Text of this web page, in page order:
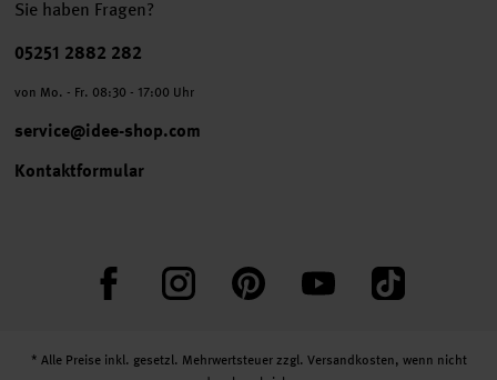
Sie haben Fragen?
Telefonnummer
05251 2882 282
von Mo. - Fr. 08:30 - 17:00 Uhr
service@idee-shop.com
Kontaktformular
FacebookInstagram PinterestYouTube TikTok
* Alle Preise inkl. gesetzl. Mehrwertsteuer zzgl. Versandkosten, wenn nicht